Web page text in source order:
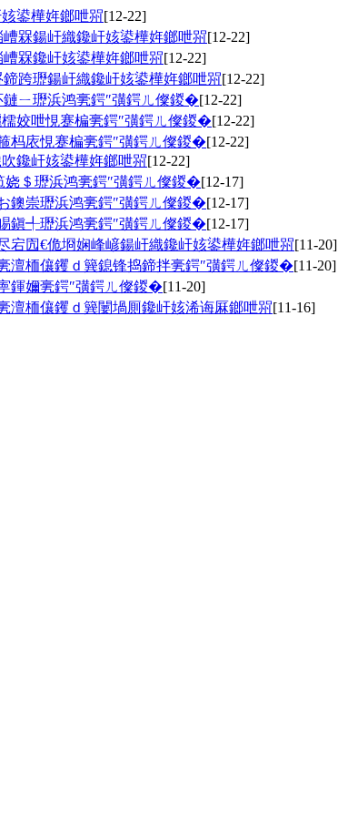
鍙樺姩鎯呭喌[12-22]
槑鍚屽織鑱屽姟鍙樺姩鎯呭喌[12-22]
槑鑱屽姟鍙樺姩鎯呭喌[12-22]
跨瓑鍚屽織鑱屽姟鍙樺姩鎯呭喌[12-22]
ㄧ瓑浜鸿亴鍔″彉鍔ㄦ儏鍐�[12-22]
姣呭悓蹇楄亴鍔″彉鍔ㄦ儏鍐�[12-22]
杩庡悓蹇楄亴鍔″彉鍔ㄦ儏鍐�[12-22]
鑱屽姟鍙樺姩鎯呭喌[12-22]
娆＄瓑浜鸿亴鍔″彉鍔ㄦ儏鍐�[12-17]
鐭崇瓑浜鸿亴鍔″彉鍔ㄦ儏鍐�[12-17]
鎭╃瓑浜鸿亴鍔″彉鍔ㄦ儏鍐�[12-17]
宕囥€佹埛娴峰嵃鍚屽織鑱屽姟鍙樺姩鎯呭喌[11-20]
澶栭儴钁ｄ簨鎴锋捣鍗拌亴鍔″彉鍔ㄦ儏鍐�[11-20]
鍕嬭亴鍔″彉鍔ㄦ儏鍐�[11-20]
澶栭儴钁ｄ簨闄堝厠鑱屽姟浠诲厤鎯呭喌[11-16]